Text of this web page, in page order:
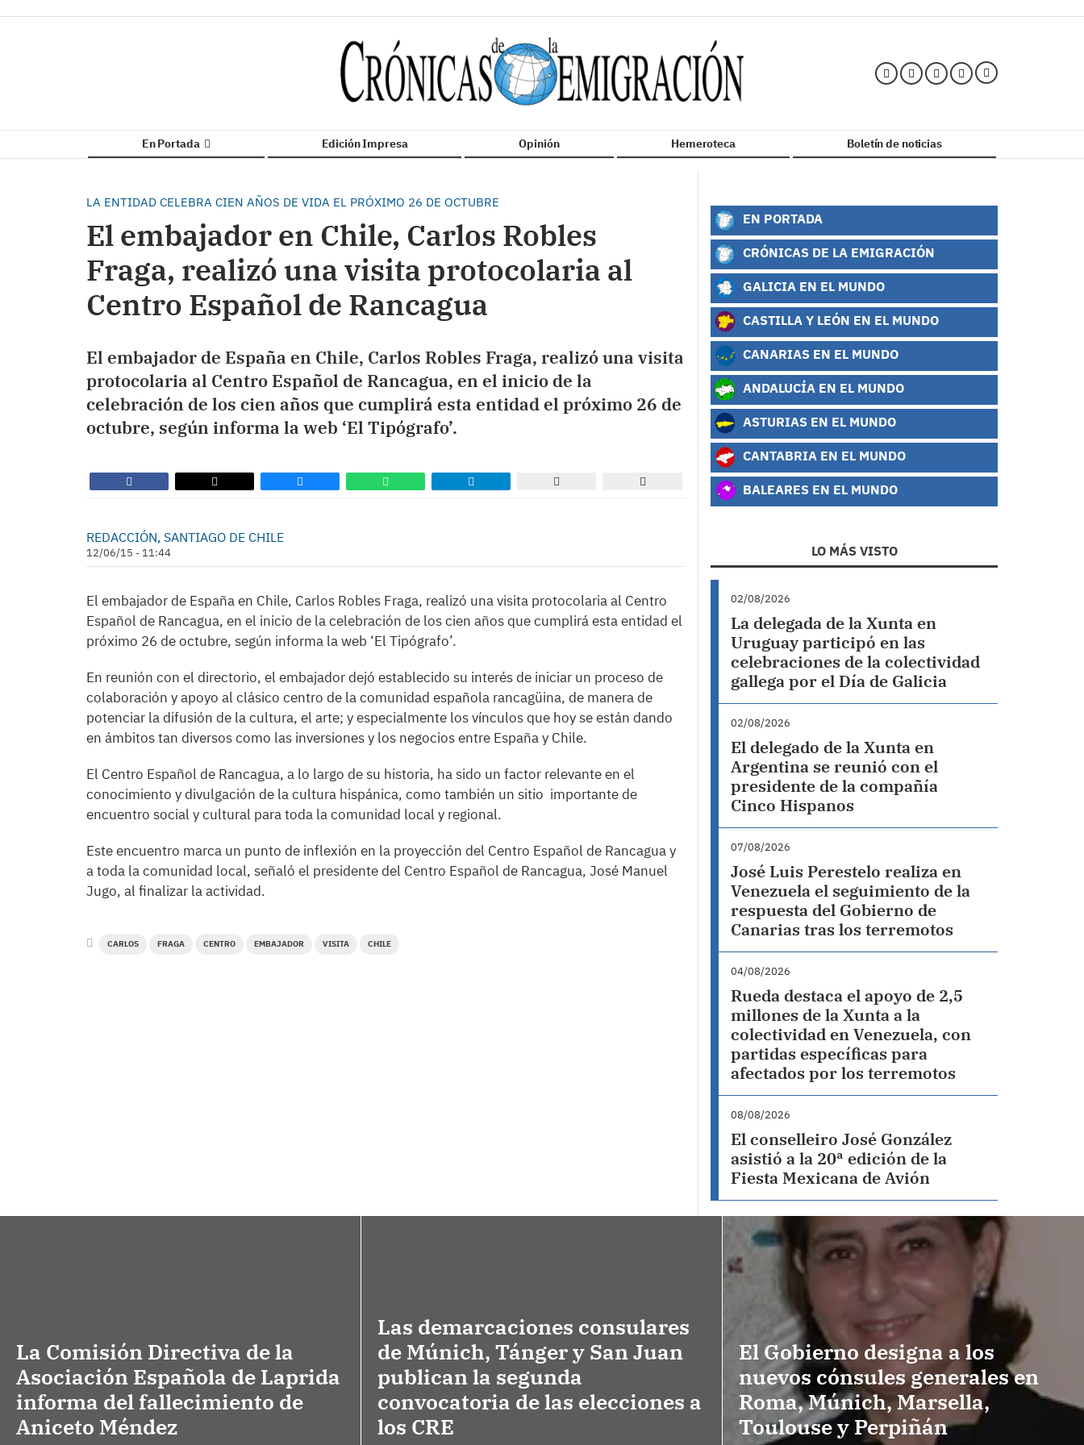
En Portada Edición Impresa Opinión Hemeroteca Boletín de noticias
LA ENTIDAD CELEBRA CIEN AÑOS DE VIDA EL PRÓXIMO 26 DE OCTUBRE
El embajador en Chile, Carlos Robles
Fraga, realizó una visita protocolaria al
Centro Español de Rancagua
El embajador de España en Chile, Carlos Robles Fraga, realizó una visita
protocolaria al Centro Español de Rancagua, en el inicio de la
celebración de los cien años que cumplirá esta entidad el próximo 26 de
octubre, según informa la web ‘El Tipógrafo’.
REDACCIÓN, SANTIAGO DE CHILE
12/06/15 - 11:44
El embajador de España en Chile, Carlos Robles Fraga, realizó una visita protocolaria al Centro
Español de Rancagua, en el inicio de la celebración de los cien años que cumplirá esta entidad el
próximo 26 de octubre, según informa la web ‘El Tipógrafo’.
En reunión con el directorio, el embajador dejó establecido su interés de iniciar un proceso de
colaboración y apoyo al clásico centro de la comunidad española rancagüina, de manera de
potenciar la difusión de la cultura, el arte; y especialmente los vínculos que hoy se están dando
en ámbitos tan diversos como las inversiones y los negocios entre España y Chile.
El Centro Español de Rancagua, a lo largo de su historia, ha sido un factor relevante en el
conocimiento y divulgación de la cultura hispánica, como también un sitio importante de
encuentro social y cultural para toda la comunidad local y regional.
Este encuentro marca un punto de inflexión en la proyección del Centro Español de Rancagua y
a toda la comunidad local, señaló el presidente del Centro Español de Rancagua, José Manuel
Jugo, al finalizar la actividad.
CARLOS FRAGA CENTRO EMBAJADOR VISITA CHILE
EN PORTADA
CRÓNICAS DE LA EMIGRACIÓN
GALICIA EN EL MUNDO
CASTILLA Y LEÓN EN EL MUNDO
CANARIAS EN EL MUNDO
ANDALUCÍA EN EL MUNDO
ASTURIAS EN EL MUNDO
CANTABRIA EN EL MUNDO
BALEARES EN EL MUNDO
LO MÁS VISTO
02/08/2026
La delegada de la Xunta en
Uruguay participó en las
celebraciones de la colectividad
gallega por el Día de Galicia
02/08/2026
El delegado de la Xunta en
Argentina se reunió con el
presidente de la compañía
Cinco Hispanos
07/08/2026
José Luis Perestelo realiza en
Venezuela el seguimiento de la
respuesta del Gobierno de
Canarias tras los terremotos
04/08/2026
Rueda destaca el apoyo de 2,5
millones de la Xunta a la
colectividad en Venezuela, con
partidas específicas para
afectados por los terremotos
08/08/2026
El conselleiro José González
asistió a la 20ª edición de la
Fiesta Mexicana de Avión
La Comisión Directiva de la
Asociación Española de Laprida
informa del fallecimiento de
Aniceto Méndez
Las demarcaciones consulares
de Múnich, Tánger y San Juan
publican la segunda
convocatoria de las elecciones a
los CRE
El Gobierno designa a los
nuevos cónsules generales en
Roma, Múnich, Marsella,
Toulouse y Perpiñán